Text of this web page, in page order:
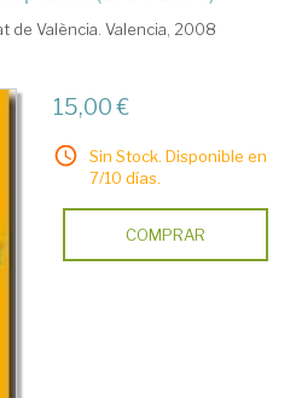
de València. Valencia, 2008
15,00 €
Sin Stock. Disponible en
7/10 días.
COMPRAR